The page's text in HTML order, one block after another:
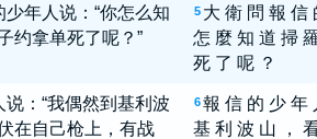
年人说：“你怎么知
约拿单死了呢？”
5 大 衛 問 報 信
怎 麼 知 道 掃
死 了 呢 ？
：“我偶然到基利波
在自己枪上，有战
6 報 信 的 少 年
基 利 波 山 ，